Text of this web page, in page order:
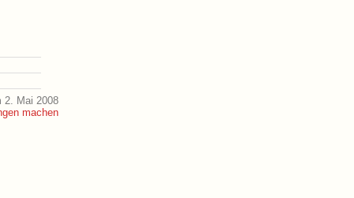
2. Mai 2008